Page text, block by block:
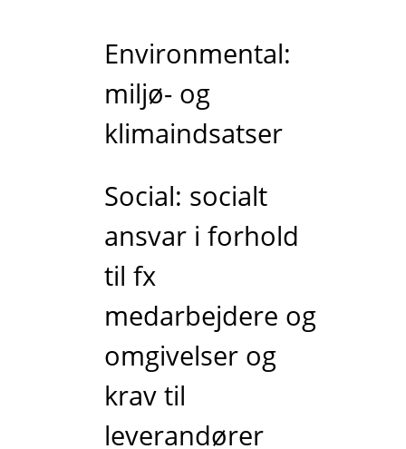
Environmental:
miljø- og
klimaindsatser
Social: socialt
ansvar i forhold
til fx
medarbejdere og
omgivelser og
krav til
leverandører